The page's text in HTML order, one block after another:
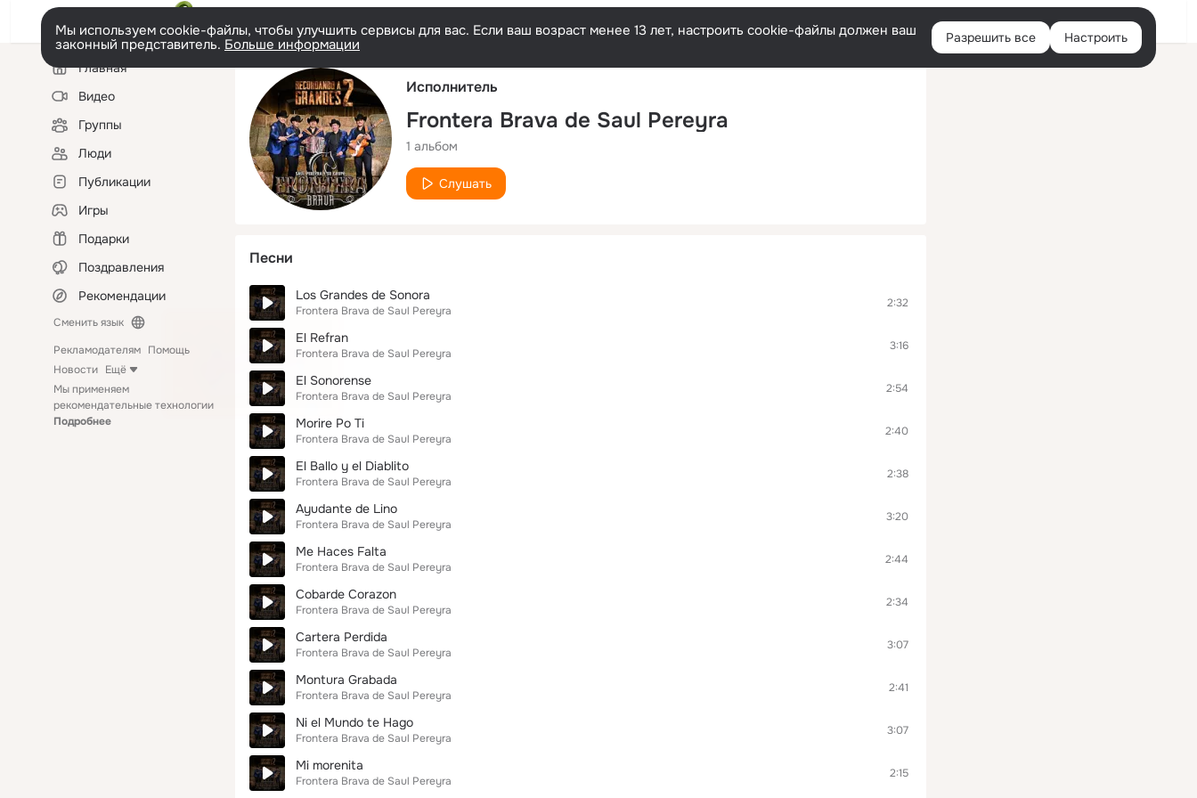
Русский Войти
Мы используем cookie-файлы, чтобы улучшить сервисы для вас. Если ваш возраст менее 13 лет, настроить cookie-файлы должен ваш
законный представитель. Больше информации Разрешить все Настроить
Левая
колонкаГлавная
Видео
Группы
Люди
Публикации
Игры
Подарки
Поздравления
Рекомендации
Сменить язык
Рекламодателям Помощь
Новости Ещё
Мы применяем
рекомендательные технологии
Подробнее
Исполнитель
Frontera Brava de Saul Pereyra
1 альбом
Слушать
Песни
Los Grandes de Sonora
Frontera Brava de Saul Pereyra
2:32
El Refran
Frontera Brava de Saul Pereyra
3:16
El Sonorense
Frontera Brava de Saul Pereyra
2:54
Morire Po Ti
Frontera Brava de Saul Pereyra
2:40
El Ballo y el Diablito
Frontera Brava de Saul Pereyra
2:38
Ayudante de Lino
Frontera Brava de Saul Pereyra
3:20
Me Haces Falta
Frontera Brava de Saul Pereyra
2:44
Cobarde Corazon
Frontera Brava de Saul Pereyra
2:34
Cartera Perdida
Frontera Brava de Saul Pereyra
3:07
Montura Grabada
Frontera Brava de Saul Pereyra
2:41
Ni el Mundo te Hago
Frontera Brava de Saul Pereyra
3:07
Mi morenita
Frontera Brava de Saul Pereyra
2:15